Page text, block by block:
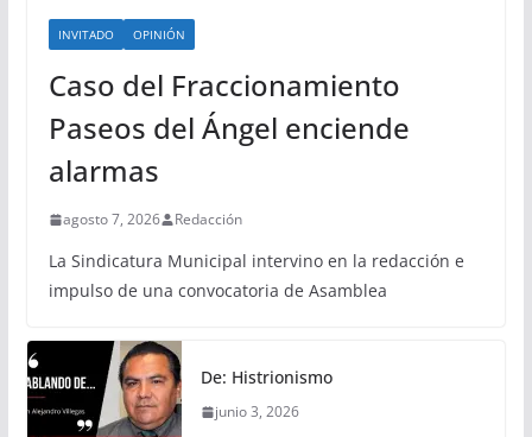
INVITADO OPINIÓN
Caso del Fraccionamiento
Paseos del Ángel enciende
alarmas
agosto 7, 2026 Redacción
La Sindicatura Municipal intervino en la redacción e
impulso de una convocatoria de Asamblea
De: Histrionismo
junio 3, 2026